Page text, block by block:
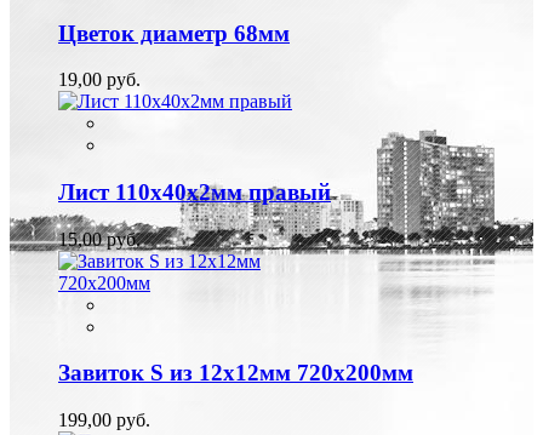
Цветок диаметр 68мм
19,00 руб.
Лист 110х40х2мм правый
15,00 руб.
Завиток S из 12х12мм 720х200мм
199,00 руб.